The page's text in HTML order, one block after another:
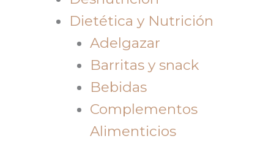
Dietética y Nutrición
Adelgazar
Barritas y snack
Bebidas
Complementos
Alimenticios